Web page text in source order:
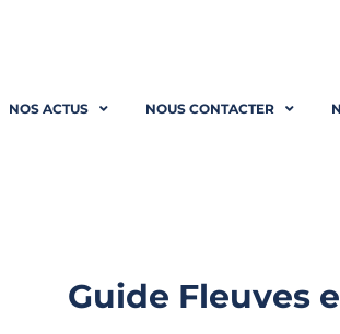
NOS ACTUS NOUS CONTACTER
Guide Fleuves